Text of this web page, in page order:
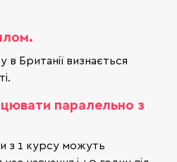
Британії визнається
паралельно з
з 1 курсу можуть